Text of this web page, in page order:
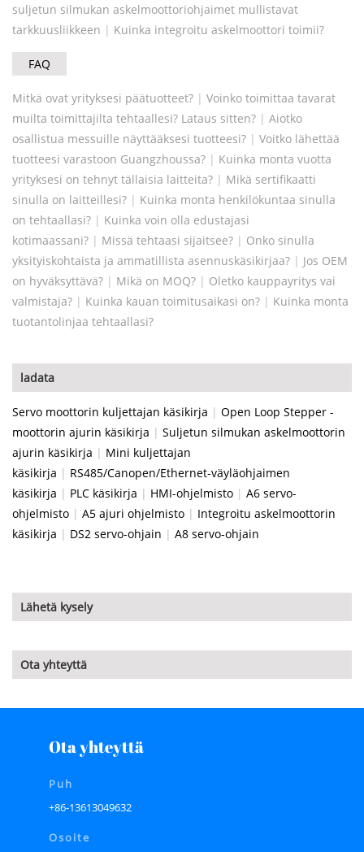
suljetun silmukan askelmoottoriohjaimet mullistavat
tarkkuusliikkeen | Kuinka integroitu askelmoottori toimii?
FAQ
Mitkä ovat yrityksesi päätuotteet? | Voinko toimittaa tavarat
muilta toimittajilta tehtaallesi? Lataus sitten? | Aiotko
osallistua messuille näyttääksesi tuotteesi? | Voitko lähettää
tuotteesi varastoon Guangzhoussa? | Kuinka monta vuotta
yrityksesi on tehnyt tällaisia ​​laitteita? | Mikä sertifikaatti
sinulla on laitteillesi? | Kuinka monta henkilökuntaa sinulla
on tehtaallasi? | Kuinka voin olla edustajasi
kotimaassani? | Missä tehtaasi sijaitsee? | Onko sinulla
yksityiskohtaista ja ammatillista asennuskäsikirjaa? | Jos OEM
on hyväksyttävä? | Mikä on MOQ? | Oletko kauppayritys vai
valmistaja? | Kuinka kauan toimitusaikasi on? | Kuinka monta
tuotantolinjaa tehtaallasi?
ladata
Servo moottorin kuljettajan käsikirja | Open Loop Stepper -
moottorin ajurin käsikirja | Suljetun silmukan askelmoottorin
ajurin käsikirja | Mini kuljettajan
käsikirja | RS485/Canopen/Ethernet-väyläohjaimen
käsikirja | PLC käsikirja | HMI-ohjelmisto | A6 servo-
ohjelmisto | A5 ajuri ohjelmisto | Integroitu askelmoottorin
käsikirja | DS2 servo-ohjain | A8 servo-ohjain
Lähetä kysely
Ota yhteyttä
Ota yhteyttä
Puh
+86-13613049632
Osoite